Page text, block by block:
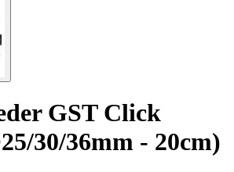
GST Click
30/36mm - 20cm)